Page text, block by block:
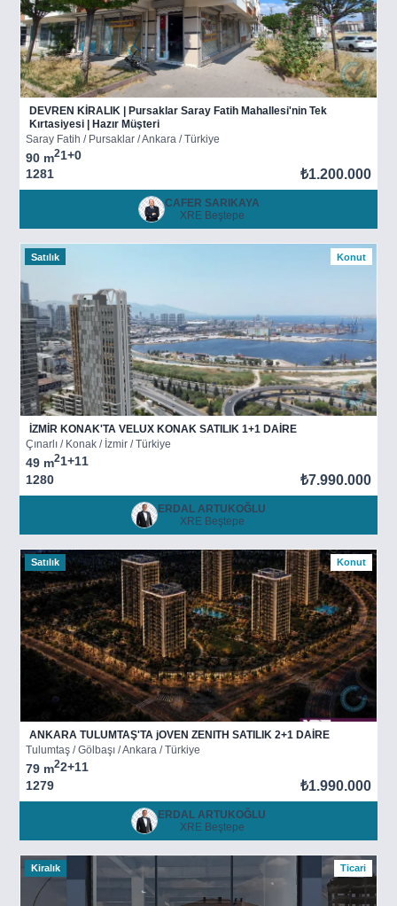
DEVREN KİRALIK | Pursaklar Saray Fatih Mahallesi'nin Tek
Kırtasiyesi | Hazır Müşteri
Saray Fatih / Pursaklar / Ankara / Türkiye
90 m21+0
1281
₺1.200.000
CAFER SARIKAYA
XRE Beştepe
Satılık Konut
İZMİR KONAK'TA VELUX KONAK SATILIK 1+1 DAİRE
Çınarlı / Konak / İzmir / Türkiye
49 m21+11
1280
₺7.990.000
ERDAL ARTUKOĞLU
XRE Beştepe
Satılık Konut
ANKARA TULUMTAŞ'TA jOVEN ZENITH SATILIK 2+1 DAİRE
Tulumtaş / Gölbaşı / Ankara / Türkiye
79 m22+11
1279
₺1.990.000
ERDAL ARTUKOĞLU
XRE Beştepe
Kiralık Ticari